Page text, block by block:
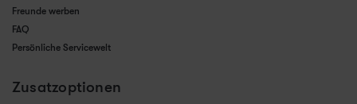
Freunde werben
FAQ
Persönliche Servicewelt
Zusatzoptionen